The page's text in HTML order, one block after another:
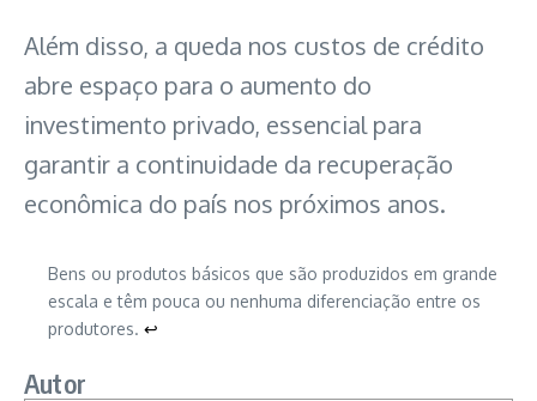
Além disso, a queda nos custos de crédito
abre espaço para o aumento do
investimento privado, essencial para
garantir a continuidade da recuperação
econômica do país nos próximos anos.
Bens ou produtos básicos que são produzidos em grande
escala e têm pouca ou nenhuma diferenciação entre os
produtores. ↩︎
Autor